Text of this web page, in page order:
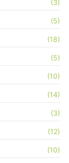
(3)
(5)
(18)
(5)
(10)
(14)
(3)
(12)
(10)